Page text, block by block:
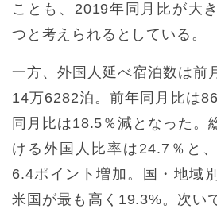
ことも、2019年同月比が大
つと考えられるとしている。
一方、外国人延べ宿泊数は前
14万6282泊。前年同月比は
同月比は18.5％減となった。
ける外国人比率は24.7％と
6.4ポイント増加。国・地域
米国が最も高く19.3%。次い